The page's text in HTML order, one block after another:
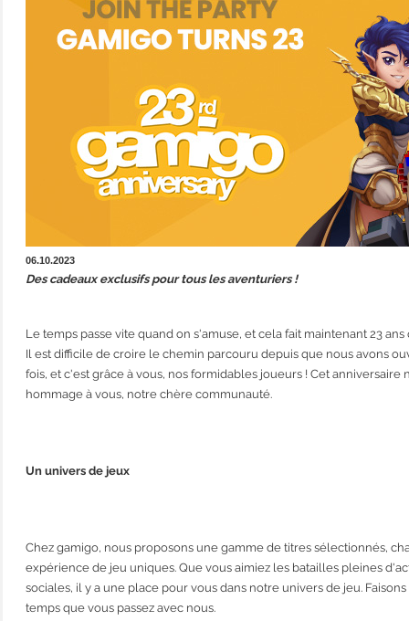
06.10.2023
Des cadeaux exclusifs pour tous les aventuriers !
Le temps passe vite quand on s'amuse, et cela fait maintenant 23
Il est difficile de croire le chemin parcouru depuis que nous avons
fois, et c'est grâce à vous, nos formidables joueurs ! Cet anniversaire
hommage à vous, notre chère communauté.
Un univers de jeux
Chez gamigo, nous proposons une gamme de titres sélectionnés,
expérience de jeu uniques. Que vous aimiez les batailles pleines
sociales, il y a une place pour vous dans notre univers de jeu.
temps que vous passez avec nous.